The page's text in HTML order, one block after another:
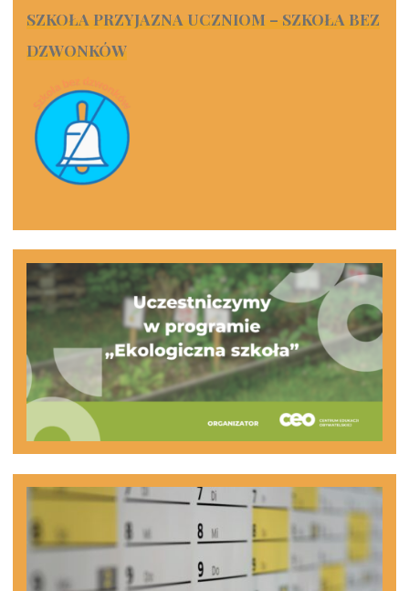
SZKOŁA PRZYJAZNA UCZNIOM – SZKOŁA BEZ
DZWONKÓW